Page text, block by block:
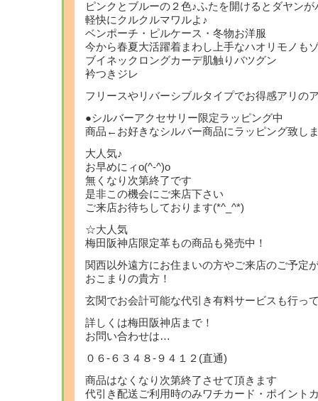
ピンクとブルーの２色♪ふたを開けるとダヤン
軽快にクルクルマワルよ♪
ベンポーチ・ピルケース・冬物お洋服
今から春夏大活躍着まわし上手なハオリモノも
ブイネックロングカーデ肌触りバツグン
衿つきジレ
フリースやリバーシブルタイプでお得感アリの
●シルバーアクセサリー限定ラッピング中
商品←お好きなシルバー商品にラッピング致し
大人気♪
お早めにィo(^-^)o
無くなり次第終了です
是非この機会にご来店下さい
ご来店お待ちしております(*^_^*)
☆大人気
梅田阪神店限定革もの商品も発売中！
関西以外遠方にお住まいの方やご来店のご予定
おこまりの貴方！
玄関でお会計可能な代引き有料サービスも行っ
詳しくは梅田阪神店まで！
お問い合わせは…
０６-６３４８-９４１２(直通)
商品はなくなり次第終了させて頂きます
代引き配送ご利用時のみワチカード・ポイント